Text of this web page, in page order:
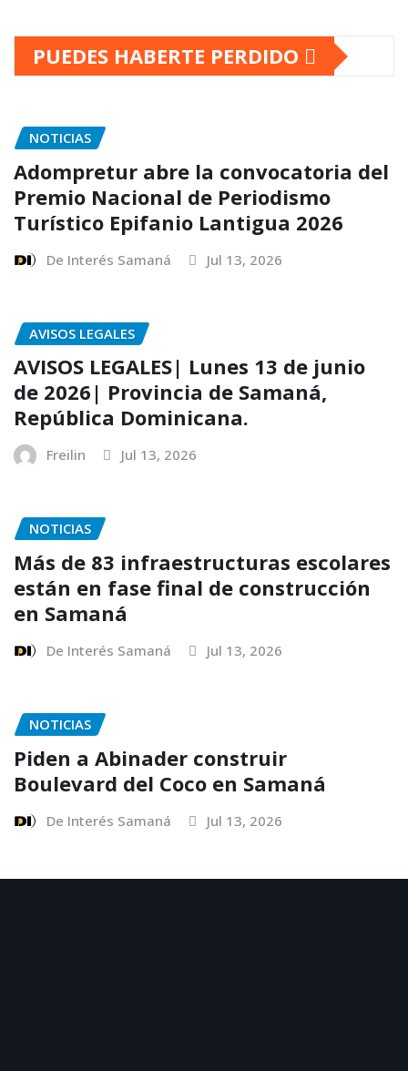
PUEDES HABERTE PERDIDO
NOTICIAS
Adompretur abre la convocatoria del
Premio Nacional de Periodismo
Turístico Epifanio Lantigua 2026
De Interés Samaná Jul 13, 2026
AVISOS LEGALES
AVISOS LEGALES| Lunes 13 de junio
de 2026| Provincia de Samaná,
República Dominicana.
Freilin Jul 13, 2026
NOTICIAS
Más de 83 infraestructuras escolares
están en fase final de construcción
en Samaná
De Interés Samaná Jul 13, 2026
NOTICIAS
Piden a Abinader construir
Boulevard del Coco en Samaná
De Interés Samaná Jul 13, 2026